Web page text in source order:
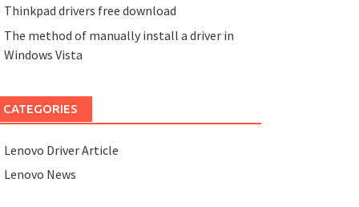
Thinkpad drivers free download
The method of manually install a driver in
Windows Vista
CATEGORIES
Lenovo Driver Article
Lenovo News